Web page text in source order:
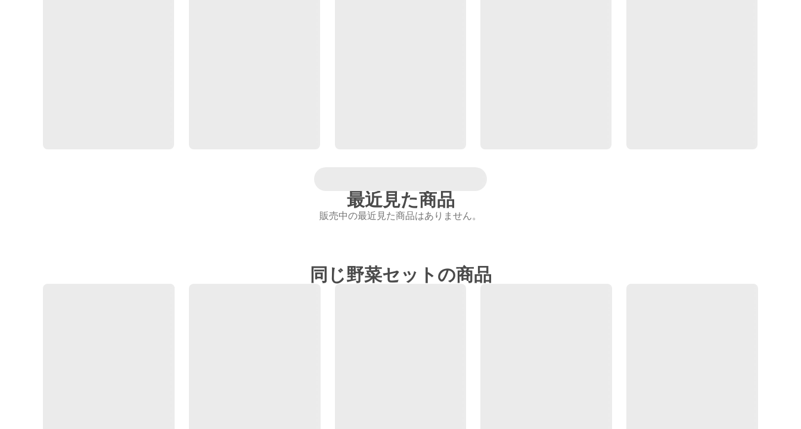
最近見た商品
販売中の最近見た商品はありません。
同じ野菜セットの商品